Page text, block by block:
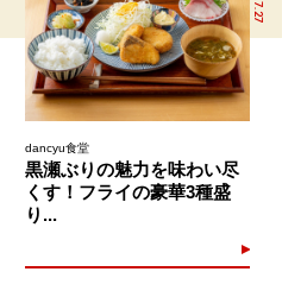
dancyu食堂
黒瀬ぶりの魅力を味わい尽
くす！フライの豪華3種盛
り...